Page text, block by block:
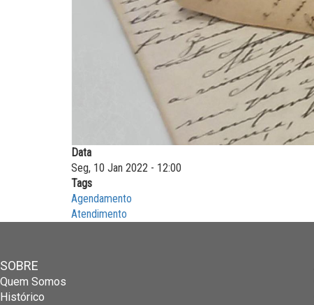
Data
Seg, 10 Jan 2022 - 12:00
Tags
Agendamento
Atendimento
SOBRE
Quem Somos
Histórico